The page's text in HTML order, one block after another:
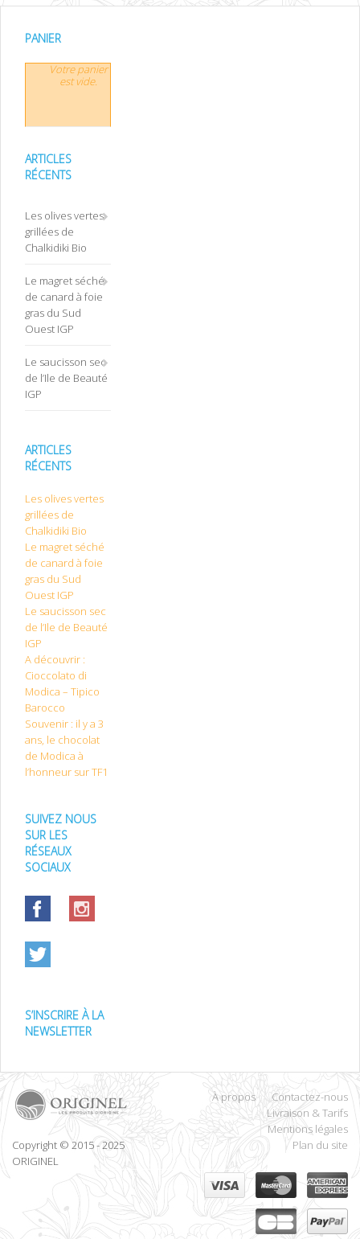
PANIER
Votre panier
est vide.
ARTICLES
RÉCENTS
Les olives vertes
grillées de
Chalkidiki Bio
Le magret séché
de canard à foie
gras du Sud
Ouest IGP
Le saucisson sec
de l’Ile de Beauté
IGP
ARTICLES
RÉCENTS
Les olives vertes
grillées de
Chalkidiki Bio
Le magret séché
de canard à foie
gras du Sud
Ouest IGP
Le saucisson sec
de l’Ile de Beauté
IGP
A découvrir :
Cioccolato di
Modica – Tipico
Barocco
Souvenir : il y a 3
ans, le chocolat
de Modica à
l’honneur sur TF1
SUIVEZ NOUS
SUR LES
RÉSEAUX
SOCIAUX
S’INSCRIRE À LA
NEWSLETTER
Copyright © 2015 - 2025
ORIGINEL
À propos
Contactez-nous
Livraison & Tarifs
Mentions légales
Plan du site